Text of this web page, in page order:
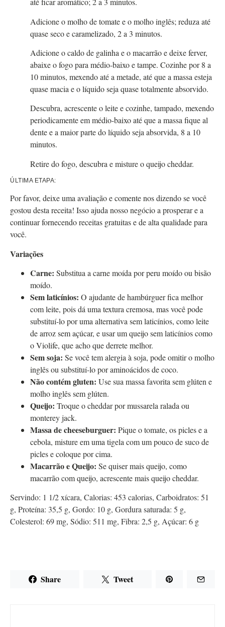
Adicione o molho de tomate e o molho inglês; reduza até
quase seco e caramelizado, 2 a 3 minutos.
Adicione o caldo de galinha e o macarrão e deixe ferver,
abaixe o fogo para médio-baixo e tampe. Cozinhe por 8 a
10 minutos, mexendo até a metade, até que a massa esteja
quase macia e o líquido seja quase totalmente absorvido.
Descubra, acrescente o leite e cozinhe, tampado, mexendo
periodicamente em médio-baixo até que a massa fique al
dente e a maior parte do líquido seja absorvida, 8 a 10
minutos.
Retire do fogo, descubra e misture o queijo cheddar.
ÚLTIMA ETAPA:
Por favor, deixe uma avaliação e comente nos dizendo se você
gostou desta receita! Isso ajuda nosso negócio a prosperar e a
continuar fornecendo receitas gratuitas e de alta qualidade para
você.
Variações
Carne: Substitua a carne moída por peru moído ou bisão
moído.
Sem laticínios: O ajudante de hambúrguer fica melhor
com leite, pois dá uma textura cremosa, mas você pode
substituí-lo por uma alternativa sem laticínios, como leite
de arroz sem açúcar, e usar um queijo sem laticínios como
o Violife, que acho que derrete melhor.
Sem soja: Se você tem alergia à soja, pode omitir o molho
inglês ou substituí-lo por aminoácidos de coco.
Não contém gluten: Use sua massa favorita sem glúten e
molho inglês sem glúten.
Queijo: Troque o cheddar por mussarela ralada ou
monterey jack.
Massa de cheeseburguer: Pique o tomate, os picles e a
cebola, misture em uma tigela com um pouco de suco de
picles e coloque por cima.
Macarrão e Queijo: Se quiser mais queijo, como
macarrão com queijo, acrescente mais queijo cheddar.
Servindo: 1 1/2 xícara, Calorias: 453 calorias, Carboidratos: 51
g, Proteína: 35,5 g, Gordo: 10 g, Gordura saturada: 5 g,
Colesterol: 69mg, Sódio: 511 mg, Fibra: 2,5 g, Açúcar: 6 g
Share Tweet